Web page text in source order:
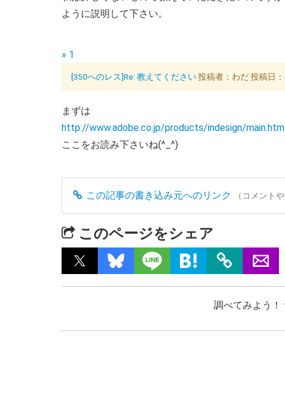
ように説明して下さい。
» 1
[350へのレス]Re: 教えてください投稿者：わだ 投稿日
まずは
http://www.adobe.co.jp/products/indesign/
ここをお読み下さいね(^_^)
この記事の書き込み元へのリンク （コメント
このページをシェア
調べてみよう！